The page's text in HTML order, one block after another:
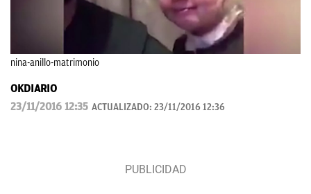
nina-anillo-matrimonio
OKDIARIO
23/11/2016 12:35 ACTUALIZADO: 23/11/2016 12:36